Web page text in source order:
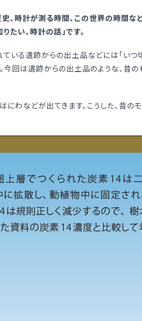
時計が測る時間、この世界の時間な
たい、時計の話」です。
いる遺跡からの出土品などには「いつ
今回は遺跡からの出土品のような、昔
わなどが出てきます。こうした、昔の